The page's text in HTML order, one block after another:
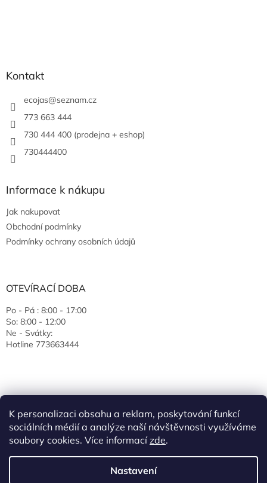
K personalizaci obsahu a reklam, poskytování funkcí
sociálních médií a analýze naší návštěvnosti využíváme
soubory cookies. Více informacízde.
Nastavení
Kontakt
ecojas@seznam.cz
773 663 444
730 444 400 (prodejna + eshop)
730444400
Informace k nákupu
Jak nakupovat
Obchodní podmínky
Podmínky ochrany osobních údajů
OTEVÍRACÍ DOBA
Po - Pá : 8:00 - 17:00
So: 8:00 - 12:00
Ne - Svátky:
Hotline 773663444